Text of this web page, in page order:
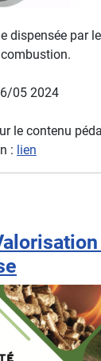
dispensée par
05 2024
le contenu
: lien